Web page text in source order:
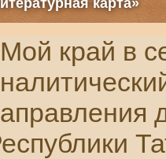
карта»
край в